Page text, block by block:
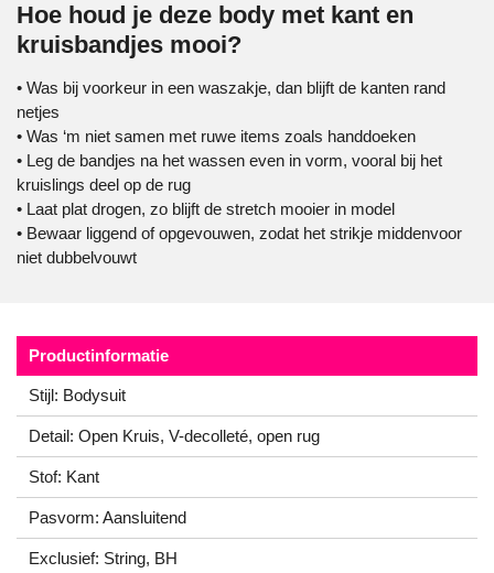
Hoe houd je deze body met kant en
kruisbandjes mooi?
• Was bij voorkeur in een waszakje, dan blijft de kanten rand
netjes
• Was ‘m niet samen met ruwe items zoals handdoeken
• Leg de bandjes na het wassen even in vorm, vooral bij het
kruislings deel op de rug
• Laat plat drogen, zo blijft de stretch mooier in model
• Bewaar liggend of opgevouwen, zodat het strikje middenvoor
niet dubbelvouwt
Productinformatie
Stijl: Bodysuit
Detail: Open Kruis, V-decolleté, open rug
Stof: Kant
Pasvorm: Aansluitend
Exclusief: String, BH